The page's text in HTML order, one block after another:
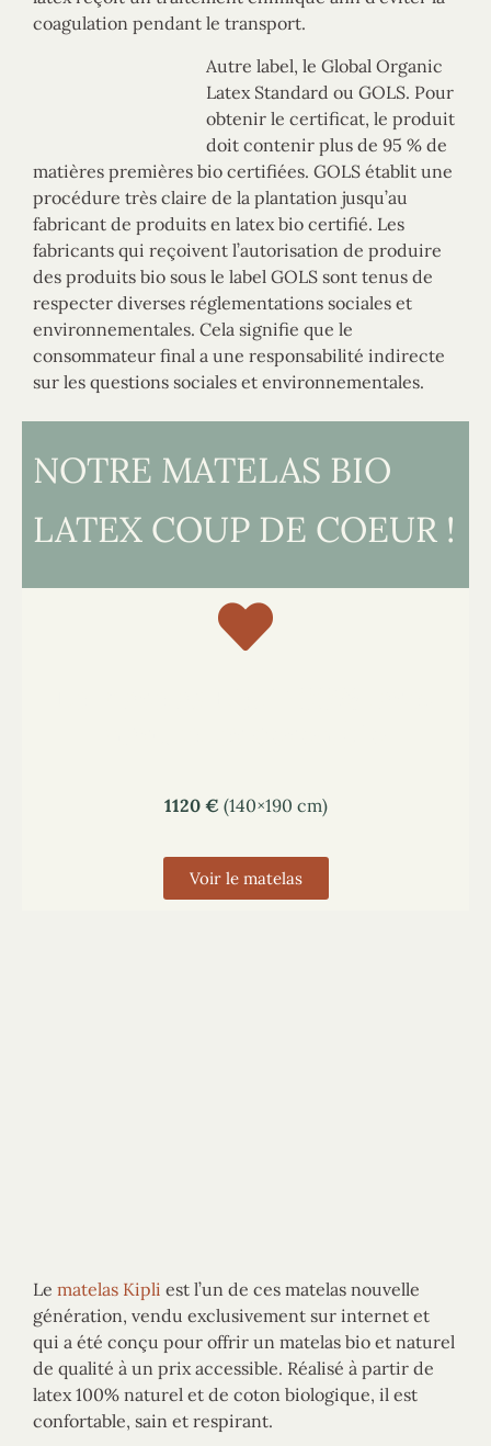
coagulation pendant le transport.
Autre label, le Global Organic
Latex Standard ou GOLS. Pour
obtenir le certificat, le produit
doit contenir plus de 95 % de
matières premières bio certifiées. GOLS établit une
procédure très claire de la plantation jusqu’au
fabricant de produits en latex bio certifié. Les
fabricants qui reçoivent l’autorisation de produire
des produits bio sous le label GOLS sont tenus de
respecter diverses réglementations sociales et
environnementales. Cela signifie que le
consommateur final a une responsabilité indirecte
sur les questions sociales et environnementales.
NOTRE MATELAS BIO
LATEX COUP DE COEUR !
1120 €(140×190 cm)
Voir le matelas
Le matelas Kipli est l’un de ces matelas nouvelle
génération, vendu exclusivement sur internet et
qui a été conçu pour offrir un matelas bio et naturel
de qualité à un prix accessible. Réalisé à partir de
latex 100% naturel et de coton biologique, il est
confortable, sain et respirant.